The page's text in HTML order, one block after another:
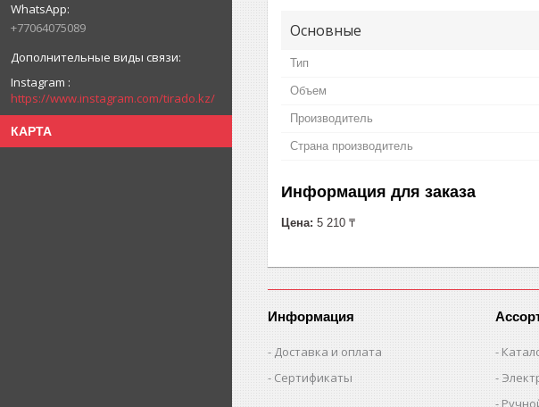
+77064075089
Instagram
https://www.instagram.com/tirado.kz/
КАРТА
Основные
Тип
Объем
Производитель
Страна производитель
Информация для заказа
Цена: 5 210 ₸
Информация
Доставка и оплата
Сертификаты